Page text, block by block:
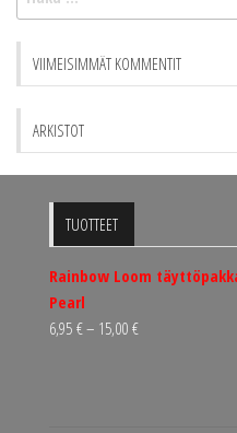
VIIMEISIMMÄT KOMMENTIT
ARKISTOT
TUOTTEET
Rainbow Loom
Pearl
6,95 €– 15,00 €Hintaluokka: